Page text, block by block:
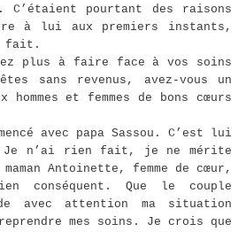
pourtant des raisons
à lui aux premiers instants,
fait.
plus à faire face à vos soins
sans revenus, avez-vous un
hommes et femmes de bons cœurs
avec papa Sassou. C’est lui
Je n’ai rien fait, je ne mérite
Antoinette, femme de cœur,
conséquent. Que le couple
avec attention ma situation
mes soins. Je crois que